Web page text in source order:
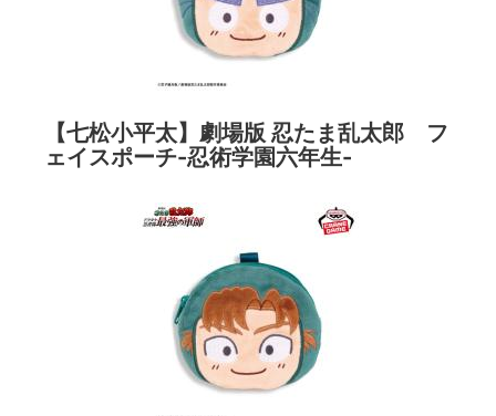
【七松小平太】劇場版 忍たま乱太郎 フ
ェイスポーチ-忍術学園六年生-